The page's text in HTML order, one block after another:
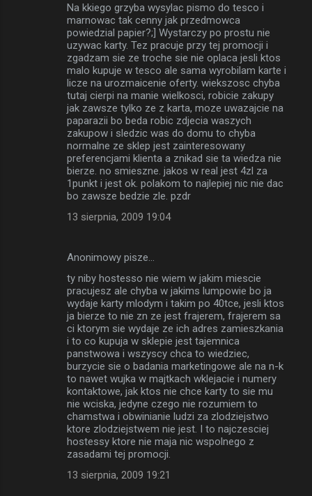
Na kkiego grzyba wysylac pismo do tesco i
marnowac tak cenny jak przedmowca
powiedzial papier?;] Wystarczy po prostu nie
uzywac karty. Tez pracuje przy tej promocji i
zgadzam sie ze troche sie nie oplaca jesli ktos
malo kupuje w tesco ale sama wyrobilam karte i
licze na urozmaicenie oferty. wiekszosc chyba
tutaj cierpi na manie wielkosci, robicie zakupy
jak zawsze tylko ze z karta, moze uwazajcie na
paparazii bo beda robic zdjecia waszych
zakupow i sledzic was do domu to chyba
normalne ze sklep jest zainteresowany
preferencjami klienta a znikad sie ta wiedza nie
bierze. no smieszne. jakos w real jest 4zl za
1punkt i jest ok. polakom to najlepiej nic nie dac
bo zawsze bedzie zle. pzdr
13 sierpnia, 2009 19:04
Anonimowy pisze…
ty niby hostesso nie wiem w jakim miescie
pracujesz ale chyba w jakims lumpowie bo ja
wydaje karty mlodym i takim po 40tce, jesli ktos
ja bierze to nie zn ze jest frajerem, frajerem sa
ci ktorym sie wydaje ze ich adres zamieszkania
i to co kupuja w sklepie jest tajemnica
panstwowa i wszyscy chca to wiedziec,
burzycie sie o badania marketingowe ale na n-k
to nawet wujka w majtkach wklejacie i numery
kontaktowe, jak ktos nie chce karty to sie mu
nie wciska, jedyne czego nie rozumiem to
chamstwa i obwinianie ludzi za zlodziejstwo
ktore zlodziejstwem nie jest. I to najczesciej
hostessy ktore nie maja nic wspolnego z
zasadami tej promocji.
13 sierpnia, 2009 19:21